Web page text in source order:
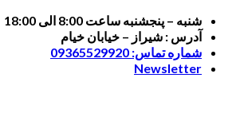
Skip
content
شنبه – پنجشنبه ساعت 8:00 الی 18:00
آدرس : شیراز – خیابان خیام
شماره تماس: 09365529920
Newsletter